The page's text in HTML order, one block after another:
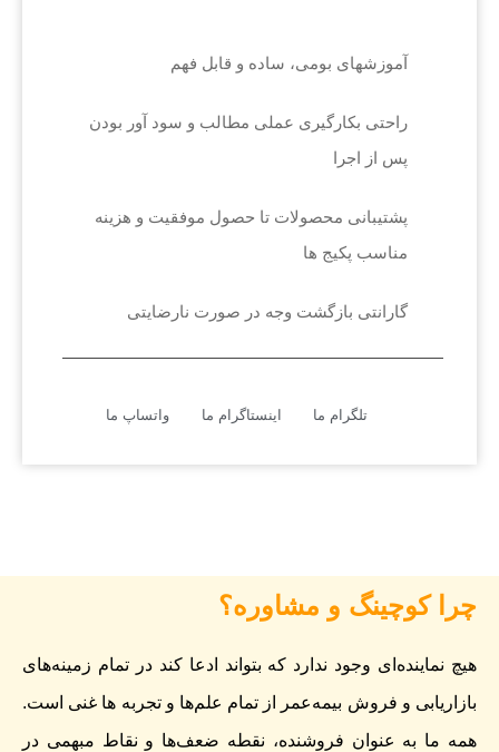
آموزشهای بومی، ساده و قابل فهم
راحتی بکارگیری عملی مطالب و سود آور بودن
پس از اجرا
پشتیبانی محصولات تا حصول موفقیت و هزینه
مناسب پکیج ها
گارانتی بازگشت وجه در صورت نارضایتی
تلگرام ما اینستاگرام ما واتساپ ما
چرا کوچینگ و مشاوره؟
هیچ نماینده‌ای وجود ندارد که بتواند ادعا کند در تمام زمینه‌های
بازاریابی و فروش بیمه‌عمر از تمام علم‌ها و تجربه ها غنی است.
همه ما به عنوان فروشنده، نقطه ضعف‌ها و نقاط مبهمی در